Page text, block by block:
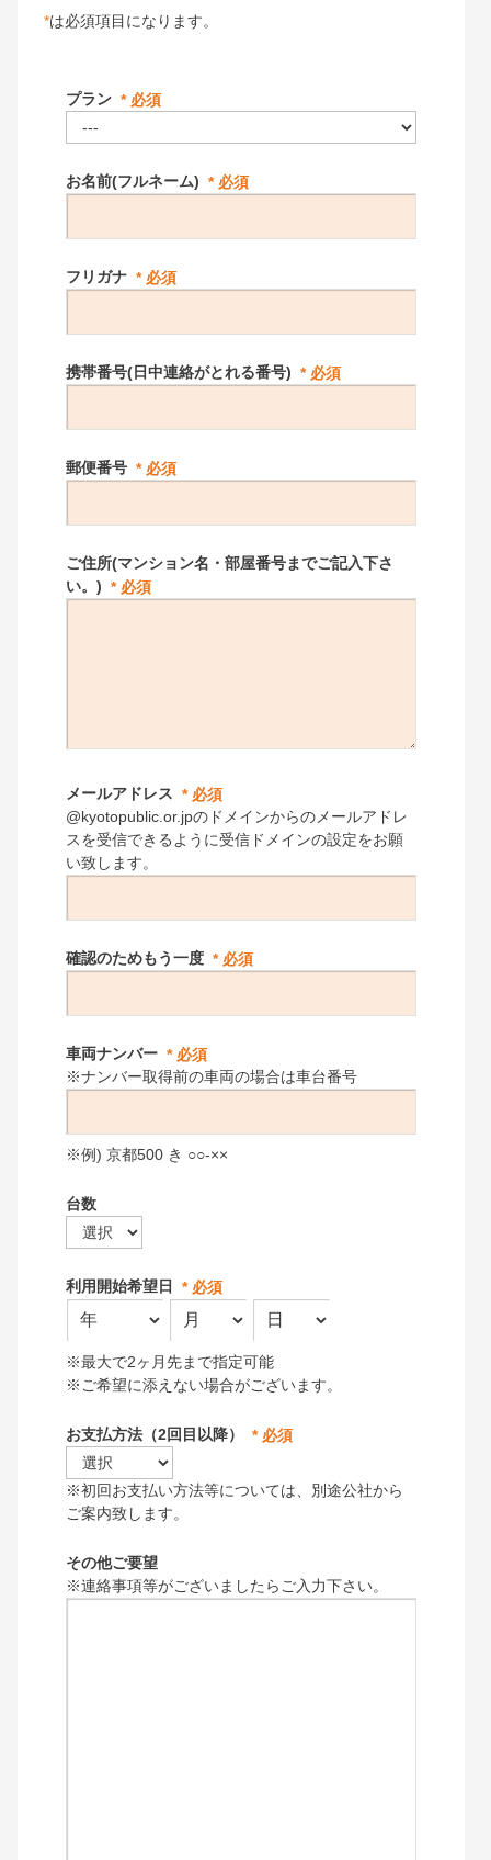
*は必須項目になります。
プラン
お名前(フルネーム)
フリガナ
携帯番号(日中連絡がとれる番号)
郵便番号
ご住所(マンション名・部屋番号までご記入下さ
い。)
メールアドレス
@kyotopublic.or.jpのドメインからのメールアドレ
スを受信できるように受信ドメインの設定をお願
い致します。
確認のためもう一度
車両ナンバー
※ナンバー取得前の車両の場合は車台番号
※例) 京都500 き ○○-××
台数
利用開始希望日
※最大で2ヶ月先まで指定可能
※ご希望に添えない場合がございます。
お支払方法（2回目以降）
※初回お支払い方法等については、別途公社から
ご案内致します。
その他ご要望
※連絡事項等がございましたらご入力下さい。